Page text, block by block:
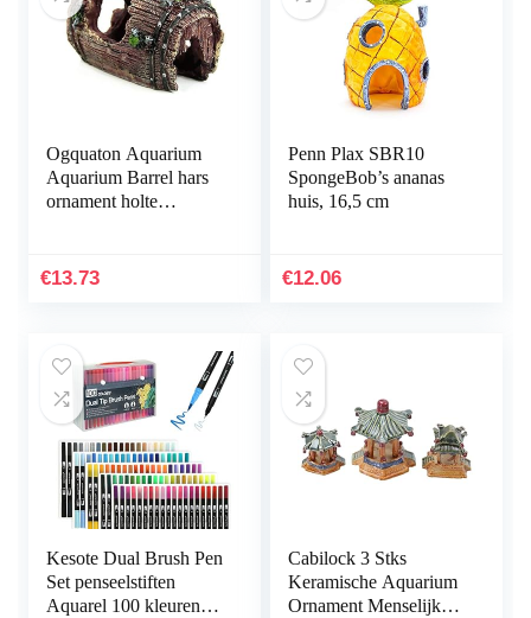
Ogquaton Aquarium
Aquarium Barrel hars
ornament holte
onderwater decoratie
€13.73
Penn Plax SBR10
SpongeBob’s ananas
huis, 16,5 cm
€12.06
Kesote Dual Brush Pen
Set penseelstiften
Aquarel 100 kleuren
Cabilock 3 Stks
Keramische Aquarium
Ornament Menselijk